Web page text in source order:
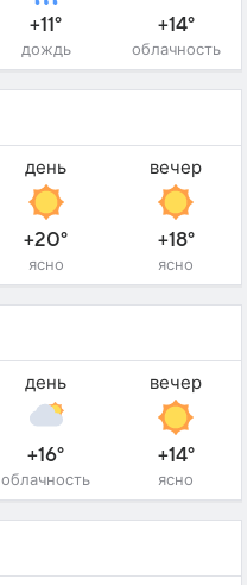
+11°
дождь
+14°
облачность
день
+20°
ясно
вечер
+18°
ясно
день
+16°
облачность
вечер
+14°
ясно